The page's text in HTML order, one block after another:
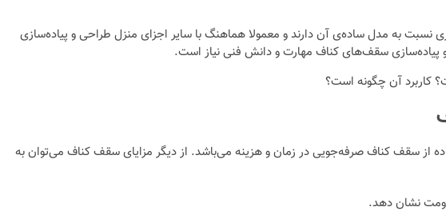
نسبت به مدل ساده‌ی آن دارند و معمولا هماهنگ با سایر اجزای منزل طراحی و پیاده‌سازی
و پیاده‌سازی سقف‌های کناف مهارت و دانش فنی نیاز است.
از سقف کناف صرفه‌جویی در زمان و هزینه می‌باشد. از دیگر مزایای سقف کناف می‌توان به
نشان دهد.